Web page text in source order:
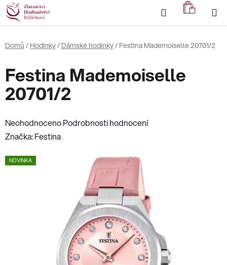
Přejít
na
obsah
Hledat
KOŠÍK
Domů / Hodinky/ Dámské hodinky/ Festina Mademoiselle 20701/2
Festina Mademoiselle
20701/2
Průměrné
hodnocení
je
NeohodnocenoPodrobnosti hodnocení
Značka:Festina
NOVINKA